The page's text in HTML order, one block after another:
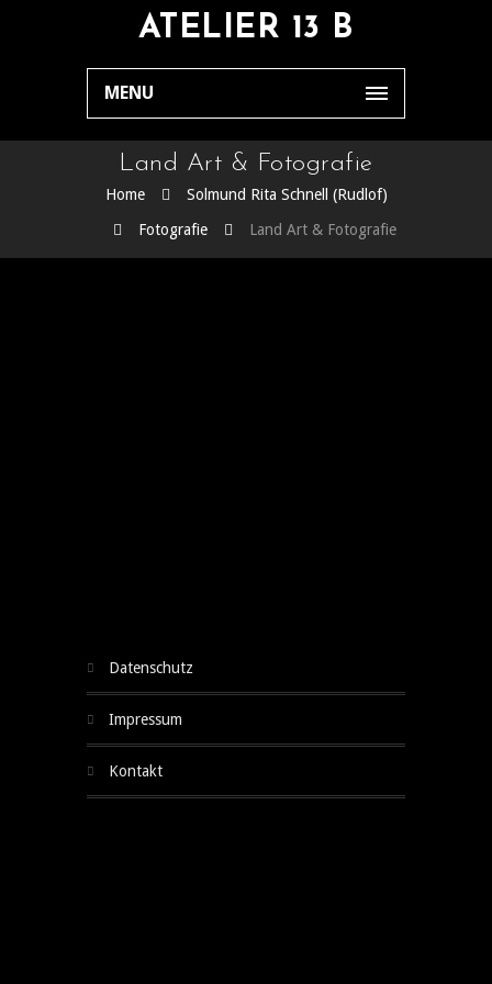
ATELIER 13 B
MENU
Land Art & Fotografie
Home
Solmund Rita Schnell (Rudlof)
Fotografie
Land Art & Fotografie
datenschutz
impressum
kontakt